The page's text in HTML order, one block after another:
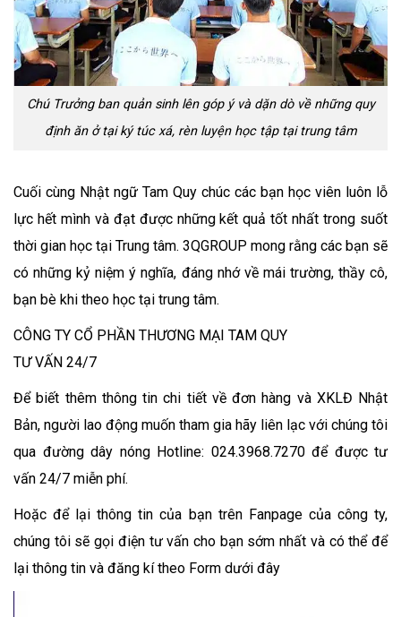
Chú Trưởng ban quản sinh lên góp ý và dặn dò về những quy
định ăn ở tại ký túc xá, rèn luyện học tập tại trung tâm
Cuối cùng Nhật ngữ Tam Quy chúc các bạn học viên luôn lỗ
lực hết mình và đạt được những kết quả tốt nhất trong suốt
thời gian học tại Trung tâm. 3QGROUP mong rằng các bạn sẽ
có những kỷ niệm ý nghĩa, đáng nhớ về mái trường, thầy cô,
bạn bè khi theo học tại trung tâm.
CÔNG TY CỔ PHẦN THƯƠNG MẠI TAM QUY
TƯ VẤN 24/7
Để biết thêm thông tin chi tiết về đơn hàng và XKLĐ Nhật
Bản, người lao động muốn tham gia hãy liên lạc với chúng tôi
qua đường dây nóng Hotline: 024.3968.7270 để được tư
vấn 24/7 miễn phí.
Hoặc để lại thông tin của bạn trên Fanpage của công ty,
chúng tôi sẽ gọi điện tư vấn cho bạn sớm nhất và có thể để
lại thông tin và đăng kí theo Form dưới đây